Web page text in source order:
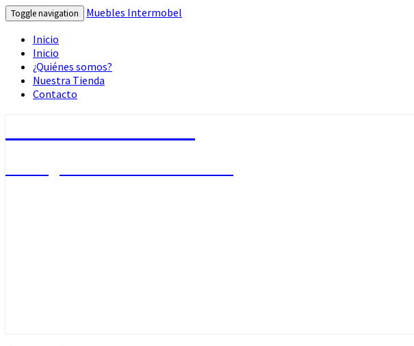
Toggle navigation
Muebles Intermobel
Inicio
Inicio
¿Quiénes somos?
Nuestra Tienda
Contacto